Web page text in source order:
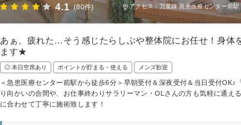
4.1 (80件) アクセス：万葉線 急患医療センター前
あぁ、疲れた…そう感じたらしぶや整体院にお任せ！身体
ます★
◎ 本日空席あり ポイントが貯まる・使える メンズ歓迎
＜急患医療センター前駅から徒歩6分＞早朝受付＆深夜受付＆当日受付
り向かいの合間や、お仕事終わりサラリーマン・OLさんの方も気軽に通
に合わせて丁寧に施術致します！